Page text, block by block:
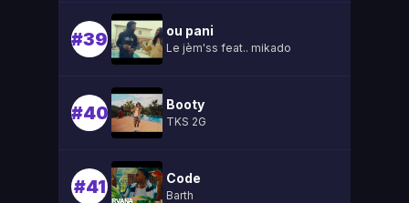
#39 ou pani
Le jèm'ss feat.. mikado
#40 Booty
TKS 2G
#41 Code
Barth